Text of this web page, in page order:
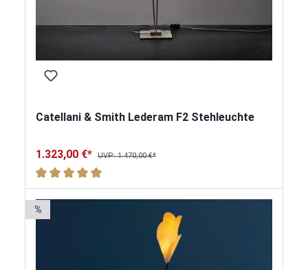
Catellani & Smith Lederam F2 Stehleuchte
1.323,00 €* UVP: 1.470,00 €*
Durchschnittliche Bewertung von 5 von 5 Sternen
%